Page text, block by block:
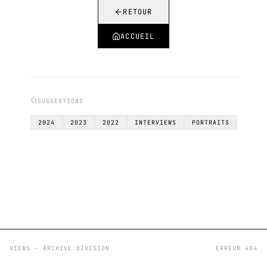
RETOUR
ACCUEIL
SUGGESTIONS
2024 2023 2022 INTERVIEWS PORTRAITS
VIEWS - ARCHIVE DIVISION ERREUR 404